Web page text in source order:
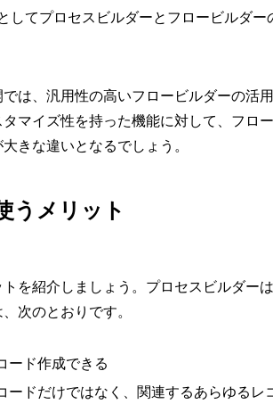
してプロセスビルダーとフロービルダ
は、汎用性の高いフロービルダーの活
マイズ性を持った機能に対して、フロ
きな違いとなるでしょう。
うメリット
を紹介しましょう。プロセスビルダー
次のとおりです。
ード作成できる
ードだけではなく、関連するあらゆるレ